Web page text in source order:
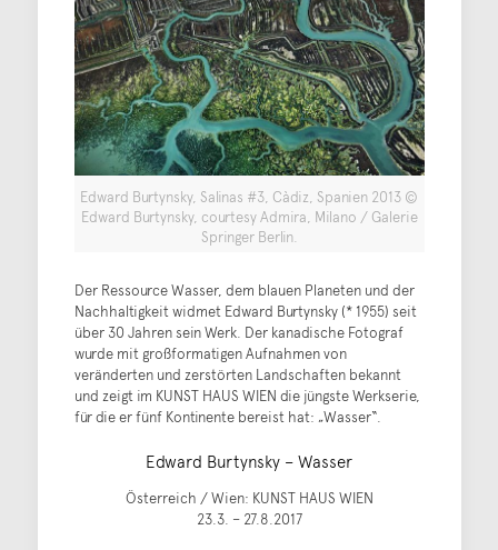
Edward Burtynsky, Salinas #3, Càdiz, Spanien 2013 ©
Edward Burtynsky, courtesy Admira, Milano / Galerie
Springer Berlin.
Der Ressource Wasser, dem blauen Planeten und der
Nachhaltigkeit widmet Edward Burtynsky (* 1955) seit
über 30 Jahren sein Werk. Der kanadische Fotograf
wurde mit großformatigen Aufnahmen von
veränderten und zerstörten Landschaften bekannt
und zeigt im KUNST HAUS WIEN die jüngste Werkserie,
für die er fünf Kontinente bereist hat: „Wasser“.
Edward Burtynsky – Wasser
Österreich / Wien: KUNST HAUS WIEN
23.3. – 27.8.2017